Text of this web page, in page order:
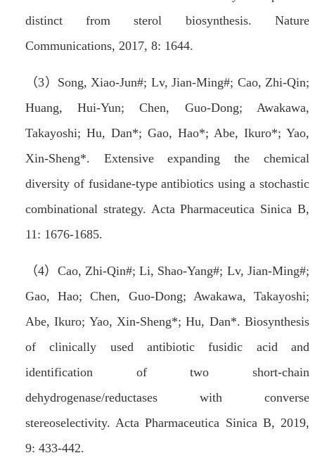
distinct from sterol biosynthesis. Nature
Communications, 2017, 8: 1644.
（3） Song, Xiao-Jun#; Lv, Jian-Ming#; Cao, Zhi-Qin;
Huang, Hui-Yun; Chen, Guo-Dong; Awakawa,
Takayoshi; Hu, Dan*; Gao, Hao*; Abe, Ikuro*; Yao,
Xin-Sheng*. Extensive expanding the chemical
diversity of fusidane-type antibiotics using a stochastic
combinational strategy. Acta Pharmaceutica Sinica B,
11: 1676-1685.
（4） Cao, Zhi-Qin#; Li, Shao-Yang#; Lv, Jian-Ming#;
Gao, Hao; Chen, Guo-Dong; Awakawa, Takayoshi;
Abe, Ikuro; Yao, Xin-Sheng*; Hu, Dan*. Biosynthesis
of clinically used antibiotic fusidic acid and
identification of two short-chain
dehydrogenase/reductases with converse
stereoselectivity.Acta Pharmaceutica Sinica B, 2019,
9: 433-442.